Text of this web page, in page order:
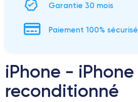
Garantie 30 mois
Paiement 100% sécurisé
iPhone - iPhone
reconditionné